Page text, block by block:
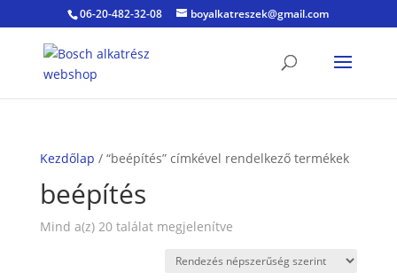
06-20-482-32-08 boyalkatreszek@gmail.com
Kezdőlap / “beépítés” címkével rendelkező termékek
beépítés
Mind a(z) 20 találat megjelenítveSorted
popularity